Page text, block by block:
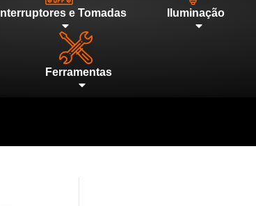
Interruptores e Tomadas Iluminação
Ferramentas